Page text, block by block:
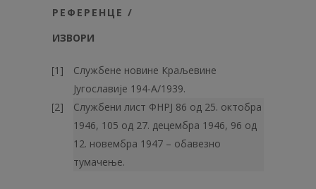
РЕФЕРЕНЦЕ /
ИЗВОРИ
Службене новине Краљевине
Југославије 194-А/1939.
Службени лист ФНРЈ 86 од 25. октобра
1946, 105 од 27. децембра 1946, 96 од
12. новембра 1947 – обавезно
тумачење.